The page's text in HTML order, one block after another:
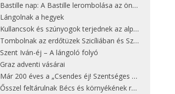
Bastille nap: A Bastille lerombolása az önkényuralom végét jelentette
Lángolnak a hegyek
Kullancsok és szúnyogok terjednek az alpesi legelőkön
Tombolnak az erdőtüzek Szicíliában és Szardínián
Szent Iván-éj – A lángoló folyó
Graz adventi vásárai
Már 200 éves a „Csendes éj! Szentséges éj!”
Ősszel feltárulnak Bécs és környékének rendkívüli építészeti kincsei